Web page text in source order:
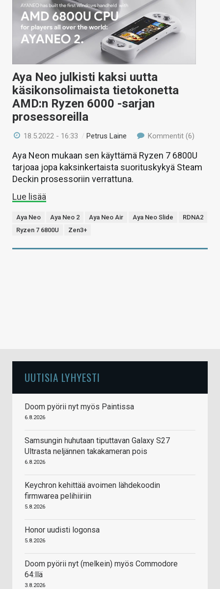
KAUPPA
VAIHDA TEEMA
HAKU
Aya Neo julkisti kaksi uutta
käsikonsolimaista tietokonetta
AMD:n Ryzen 6000 -sarjan
prosessoreilla
18.5.2022 - 16:33 /Petrus Laine Kommentit (6)
Aya Neon mukaan sen käyttämä Ryzen 7 6800U
tarjoaa jopa kaksinkertaista suorituskykyä Steam
Deckin prosessoriin verrattuna.
Lue lisää
Aya Neo Aya Neo 2 Aya Neo Air Aya Neo Slide
RDNA2
Ryzen 7 6800U
Zen3+
UUTISIA LYHYESTI
Doom pyörii nyt myös Paintissa
6.8.2026
Samsungin huhutaan tiputtavan Galaxy S27
Ultrasta neljännen takakameran pois
6.8.2026
Keychron kehittää avoimen lähdekoodin
firmwarea pelihiiriin
5.8.2026
Honor uudisti logonsa
5.8.2026
Doom pyörii nyt (melkein) myös Commodore
64:llä
3.8.2026